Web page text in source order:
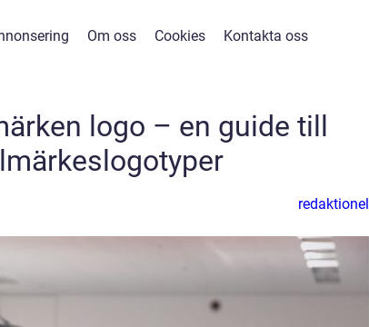
Om oss Cookies Kontakta oss
logo – en guide till
redaktionel